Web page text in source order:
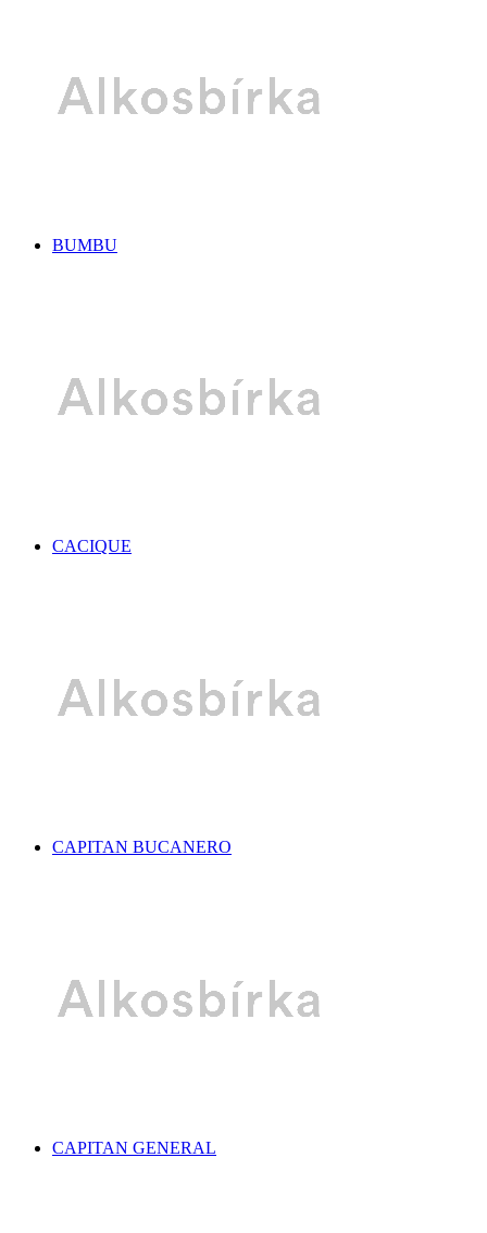
BUMBU
CACIQUE
CAPITAN BUCANERO
CAPITAN GENERAL